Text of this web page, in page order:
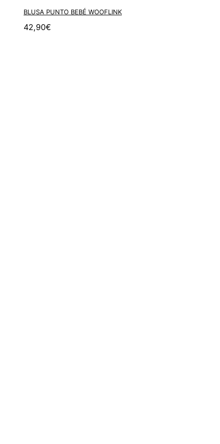
BLUSA PUNTO BEBÉ WOOFLINK
42,90€